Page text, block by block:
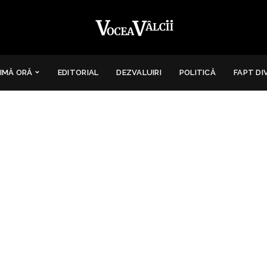
ORĂ EDITORIAL DEZVALUIRI POLITICĂ FAPT